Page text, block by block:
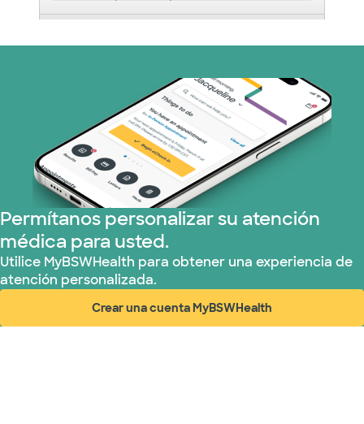
Nebraska Furniture Mart (3 planes)
Red PHCS (1 planes)
Prism Electric (1 planes)
Plan de Salud Superior (17 planes)
TriWest HealthCare (1 planes)
United HealthCare (28 planes)
WellMed (15 planes)
Permítanos personalizar su atención
médica para usted.
Utilice MyBSWHealth para obtener una experiencia de
atención personalizada.
Crear una cuenta MyBSWHealth
(abre en ventana nueva)